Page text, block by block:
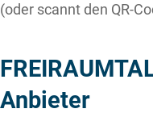
(oder scannt den QR-
Anbieter